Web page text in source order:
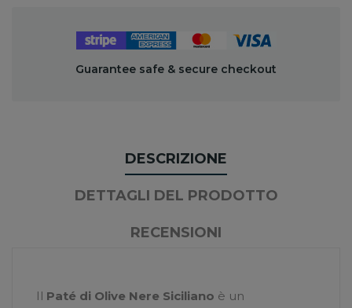
Guarantee safe & secure checkout
DESCRIZIONE
DETTAGLI DEL PRODOTTO
RECENSIONI
Il Paté di Olive Nere Siciliano è un